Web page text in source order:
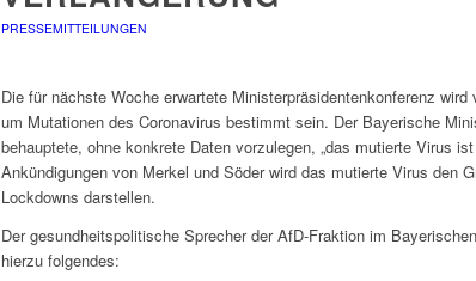
PRESSEMITTEILUNGEN
Die für nächste Woche erwartete Ministerpräsidentenkonferenz
um Mutationen des Coronavirus bestimmt sein. Der Bayerische
behauptete, ohne konkrete Daten vorzulegen, „das mutierte Virus
Ankündigungen von Merkel und Söder wird das mutierte Virus den
Lockdowns darstellen.
Der gesundheitspolitische Sprecher der AfD-Fraktion im
hierzu folgendes: